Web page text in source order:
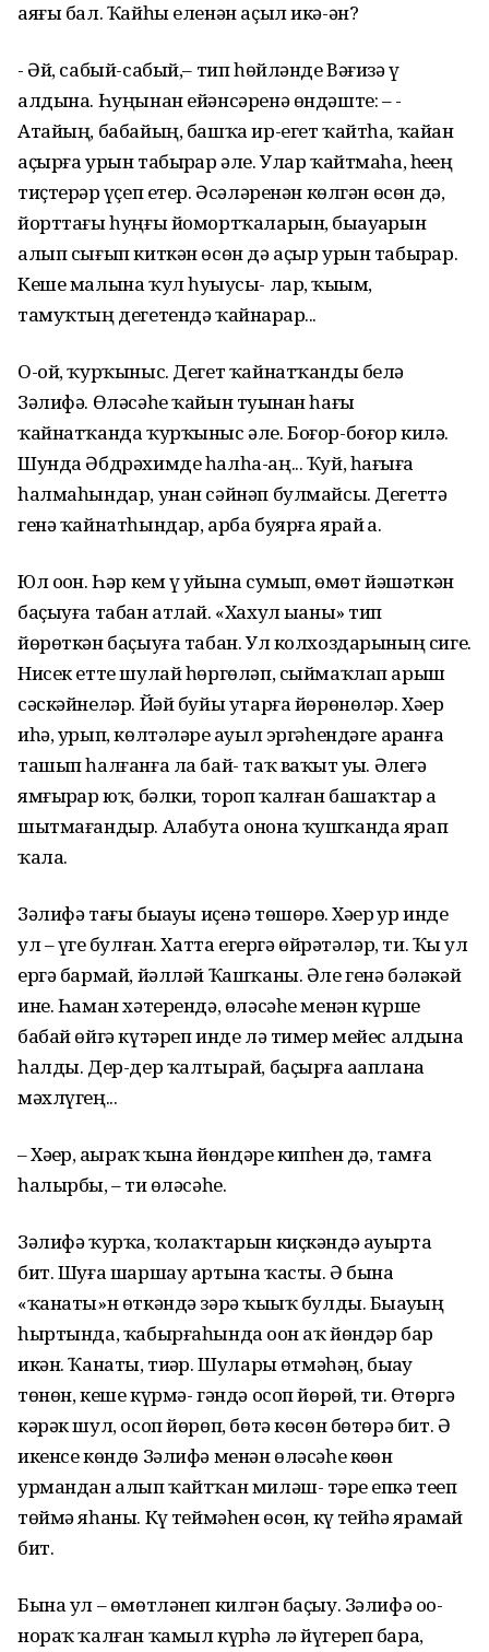
аяғы бал. Ҡайһы еленән аҫыл икә-ән?
- Әй, сабый-сабый,– тип һөйләнде Вәғизә үҙ
алдына. Һуңынан ейәнсәренә өндәште: – -
Атайың, бабайың, башҡа ир-егет ҡайтһа, ҡайҙан
аҫырға урын табырҙар әле. Улар ҡайтмаһа, һеҙҙең
тиҫтерҙәр үҫеп етер. Әсәләренән көлгән өсөн дә,
йорттағы һуңғы йомортҡаларын, быҙауҙарын
алып сығып киткән өсөн дә аҫыр урын табырҙар.
Кеше малына ҡул һуҙыусы- лар, ҡыҙым,
тамуҡтың дегетендә ҡайнарҙар...
О-ой, ҡурҡыныс. Дегет ҡайнатҡанды белә
Зәлифә. Өләсәһе ҡайын туҙынан һағыҙ
ҡайнатҡанда ҡурҡыныс әле. Боғор-боғор килә.
Шунда Әбдрәхимде һалһа-аң... Ҡуй, һағыҙға
һалмаһындар, унан сәйнәп булмайсы. Дегеттә
генә ҡайнатһындар, арба буярға ярай ҙа.
Юл оҙон. Һәр кем үҙ уйына сумып, өмөт йәшәткән
баҫыуға табан атлай. «Хахул ыҙаны» тип
йөрөткән баҫыуға табан. Ул колхоздарының сиге.
Нисек етте шулай һөргөләп, сыймаҡлап арыш
сәскәйнеләр. Йәй буйы утарға йөрөнөләр. Хәҙер
иһә, урып, көлтәләрҙе ауыл эргәһендәге аранға
ташып һалғанға ла бай- таҡ ваҡыт уҙҙы. Әлегә
ямғырҙар юҡ, бәлки, тороп ҡалған башаҡтар ҙа
шытмағандыр. Алабута онона ҡушҡанда ярап
ҡала.
Зәлифә тағы быҙауҙы иҫенә төшөрҙө. Хәҙер ҙур инде
ул – үгеҙ булған. Хатта егергә өйрәтәләр, ти. Ҡыҙ ул
ергә бармай, йәлләй Ҡашҡаны. Әле генә бәләкәй
ине. Һаман хәтерендә, өләсәһе менән күрше
бабай өйгә күтәреп инде лә тимер мейес алдына
һалды. Дер-дер ҡалтырай, баҫырға аҙаплана
мәхлүгең...
– Хәҙер, аҙыраҡ ҡына йөндәре кипһен дә, тамға
һалырбыҙ, – ти өләсәһе.
Зәлифә ҡурҡа, ҡолаҡтарын киҫкәндә ауырта
бит. Шуға шаршау артына ҡасты. Ә бына
«ҡанаты»н өткәндә зәрә ҡыҙыҡ булды. Быҙауҙың
һыртында, ҡабырғаһында оҙон аҡ йөндәр бар
икән. Ҡанаты, тиҙәр. Шуларҙы өтмәһәң, быҙау
төнөн, кеше күрмә- гәндә осоп йөрөй, ти. Өтөргә
кәрәк шул, осоп йөрөп, бөтә көсөн бөтөрә бит. Ә
икенсе көндө Зәлифә менән өләсәһе көҙөн
урмандан алып ҡайтҡан миләш- тәрҙе епкә теҙеп
төймә яһаны. Күҙ теймәһен өсөн, күҙ тейһә ярамай
бит.
Бына ул – өмөтләнеп килгән баҫыу. Зәлифә оҙо-
нораҡ ҡалған ҡамыл күрһә лә йүгереп бара,